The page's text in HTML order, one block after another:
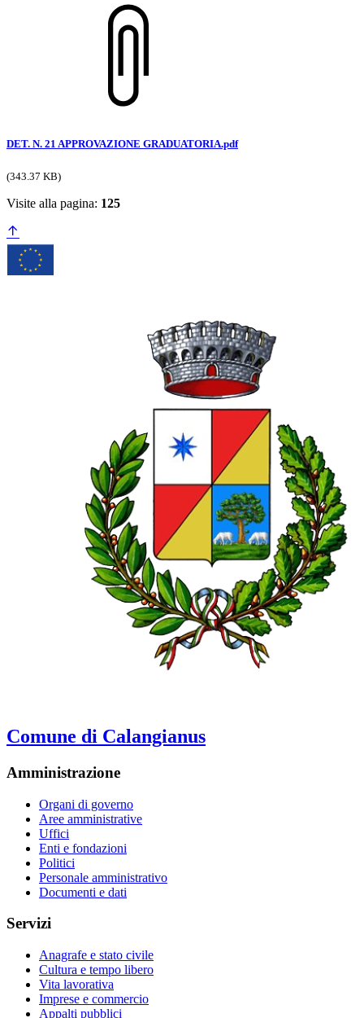
DET. N. 21 APPROVAZIONE GRADUATORIA.pdf
(343.37 KB)
Visite alla pagina: 125
Comune di Calangianus
Amministrazione
Organi di governo
Aree amministrative
Uffici
Enti e fondazioni
Politici
Personale amministrativo
Documenti e dati
Servizi
Anagrafe e stato civile
Cultura e tempo libero
Vita lavorativa
Imprese e commercio
Appalti pubblici